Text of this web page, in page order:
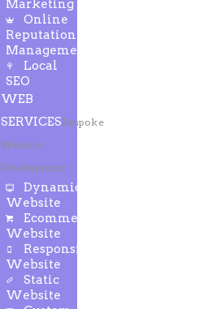
Marketing
Online
Reputation
Management
Local
SEO
WEB
SERVICESBespoke
Website
Development
Dynamic
Website
Ecommerce
Website
Responsive
Website
Static
Website